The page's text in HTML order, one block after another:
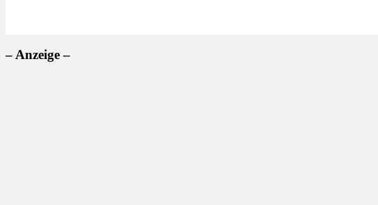
– Anzeige –